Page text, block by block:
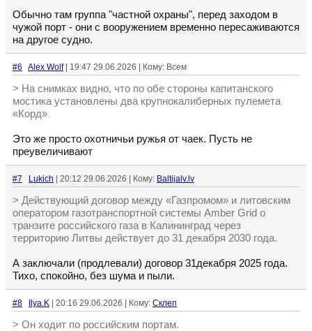
Обычно там группа "частной охраны", перед заходом в
чужой порт - они с вооружением временно пересаживаются
на другое судно.
#6 Alex Wolf| 19:47 29.06.2026 | Кому: Всем
> На снимках видно, что по обе стороны капитанского
мостика установлены два крупнокалиберных пулемета
«Корд»
Это же просто охотничьи ружья от чаек. Пусть не
преувеличивают
#7 Lukich | 20:12 29.06.2026 | Кому: Baltijalv.lv
> Действующий договор между «Газпромом» и литовским
оператором газотранспортной системы Amber Grid о
транзите российского газа в Калининград через
территорию Литвы действует до 31 декабря 2030 года.
А заключали (продлевали) договор 31декабря 2025 года.
Тихо, спокойно, без шума и пыли.
#8 Ilya.K | 20:16 29.06.2026 | Кому: Склеп
> Он ходит по российским портам.